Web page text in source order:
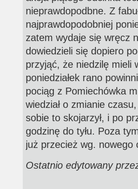
nieprawdopodbne. Z
najprawdopodobniej
zatem wydaje się wręcz
dowiedzieli się dopiero
przyjąć, że niedzilę mieli
poniedziałek rano
pociąg z Pomiechówka
wiedział o zmianie
sobie to skojarzył, i po
godzinę do tyłu. Poza
już przecież wg. nowego
Ostatnio edytowany